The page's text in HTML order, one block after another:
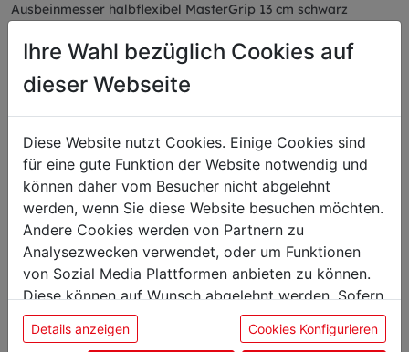
Ausbeinmesser halbflexibel MasterGrip 13 cm schwarz
EAN: 4009215093810
Herstellerartikelnummer: 82882130-01
Farbe: schwarz
Serie: MasterGrip
Das könnte Sie auch
interessieren
Ihre Wahl bezüglich Cookies auf
dieser Webseite
Diese Website nutzt Cookies. Einige Cookies sind
für eine gute Funktion der Website notwendig und
können daher vom Besucher nicht abgelehnt
werden, wenn Sie diese Website besuchen möchten.
Andere Cookies werden von Partnern zu
Analysezwecken verwendet, oder um Funktionen
von Sozial Media Plattformen anbieten zu können.
Diese können auf Wunsch abgelehnt werden. Sofern
sie unsere Webseite weiter nutzen, geben Sie
Einwilligung zu unseren Cookies.
Details anzeigen Cookies Konfigurieren